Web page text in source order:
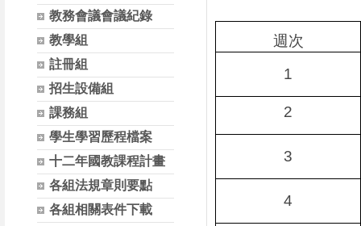
教務會議會議紀錄
教學組
註冊組
招生設備組
課務組
學生學習歷程檔案
十二年國教課程計畫
各組法規章則要點
各組相關表件下載
週次
1
2
3
4